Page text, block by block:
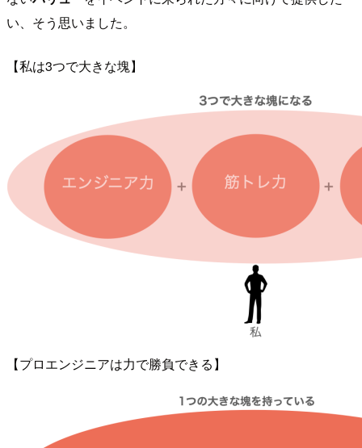
い、そう思いました。
【私は3つで大きな塊】
【プロエンジニアは力で勝負できる】